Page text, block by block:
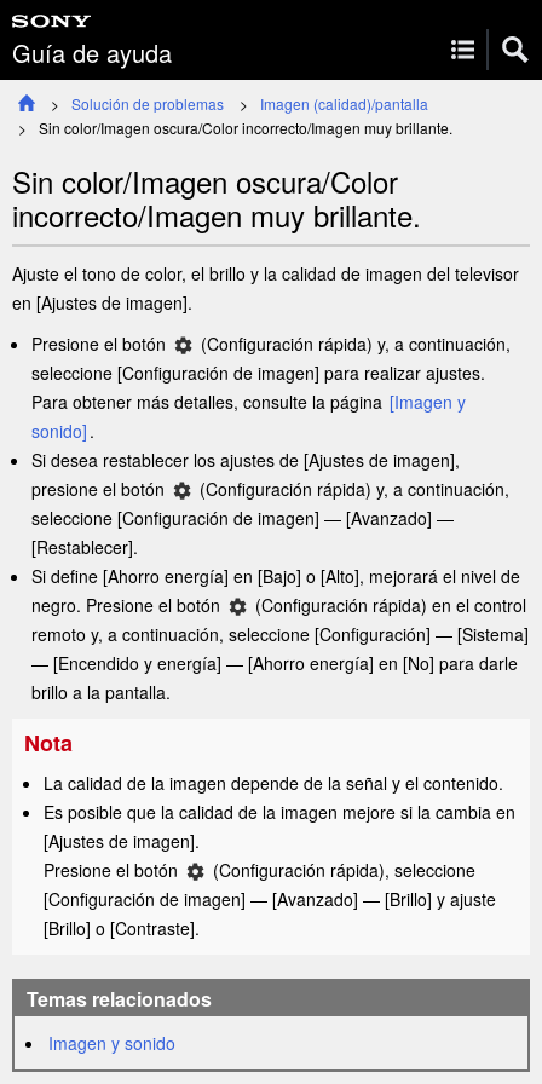
Guía de ayuda
Solución de problemas
Imagen (calidad)/pantalla
Sin color/Imagen oscura/Color incorrecto/Imagen muy brillante.
Sin color/Imagen oscura/Color
incorrecto/Imagen muy brillante.
Ajuste el tono de color, el brillo y la calidad de imagen del televisor
en [Ajustes de imagen].
Presione el botón
(Configuración rápida) y, a continuación,
seleccione [Configuración de imagen] para realizar ajustes.
Para obtener más detalles, consulte la página [Imagen y
sonido] .
Si desea restablecer los ajustes de [Ajustes de imagen],
presione el botón
(Configuración rápida) y, a continuación,
seleccione [Configuración de imagen] — [Avanzado] —
[Restablecer].
Si define [Ahorro energía] en [Bajo] o [Alto], mejorará el nivel de
negro. Presione el botón
(Configuración rápida) en el control
remoto y, a continuación, seleccione [Configuración] — [Sistema]
— [Encendido y energía] — [Ahorro energía] en [No] para darle
brillo a la pantalla.
Nota
La calidad de la imagen depende de la señal y el contenido.
Es posible que la calidad de la imagen mejore si la cambia en
[Ajustes de imagen].
Presione el botón
(Configuración rápida), seleccione
[Configuración de imagen] — [Avanzado] — [Brillo] y ajuste
[Brillo] o [Contraste].
Temas relacionados
Imagen y sonido